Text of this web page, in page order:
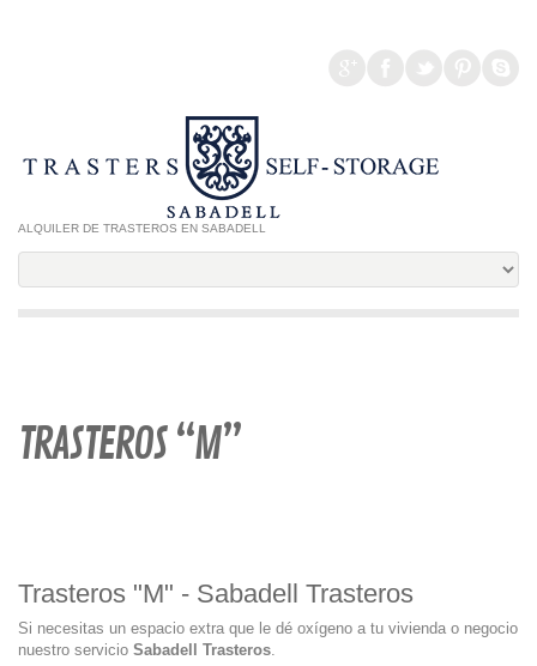
ALQUILER DE TRASTEROS EN SABADELL
TRASTEROS “M”
Trasteros "M" - Sabadell Trasteros
Si necesitas un espacio extra que le dé oxígeno a tu vivienda o negocio,
nuestro servicio Sabadell Trasteros.